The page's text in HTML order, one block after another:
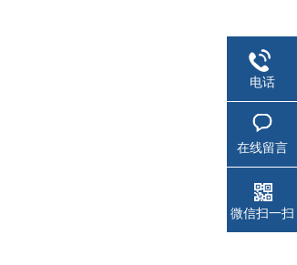
电话
在线留言
微信扫一扫